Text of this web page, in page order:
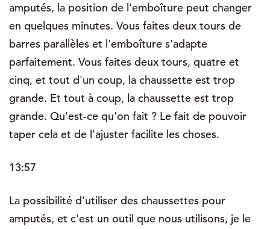
amputés, la position de l'emboîture peut changer
en quelques minutes. Vous faites deux tours de
barres parallèles et l'emboîture s'adapte
parfaitement. Vous faites deux tours, quatre et
cinq, et tout d'un coup, la chaussette est trop
grande. Et tout à coup, la chaussette est trop
grande. Qu'est-ce qu'on fait ? Le fait de pouvoir
taper cela et de l'ajuster facilite les choses.
13:57
La possibilité d'utiliser des chaussettes pour
amputés, et c'est un outil que nous utilisons, je le